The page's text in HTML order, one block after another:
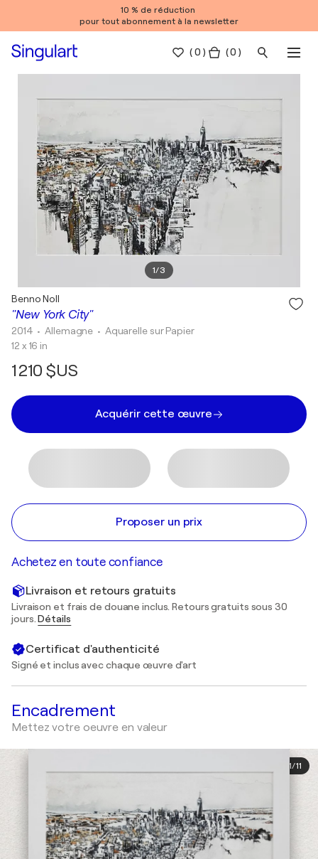
10 % de réduction
pour tout abonnement à la newsletter
(0 ) ( 0 )
1/3
"New York City"
Benno Noll
2014 • Allemagne • Aquarelle sur Papier
12 x 16 in
1 210 $US
Acquérir cette œuvre
Proposer un prix
Achetez en toute confiance
Livraison et retours gratuits
Livraison et frais de douane inclus. Retours gratuits sous 30
jours.Détails
Certificat d'authenticité
Signé et inclus avec chaque œuvre d'art
Encadrement
Mettez votre oeuvre en valeur
1/11